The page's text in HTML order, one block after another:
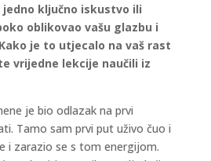
ključno iskustvo ili
oblikovao vašu glazbu i
je to utjecalo na vaš rast
vrijedne lekcije naučili iz
je bio odlazak na prvi
Tamo sam prvi put uživo čuo i
i zarazio se s tom energijom.